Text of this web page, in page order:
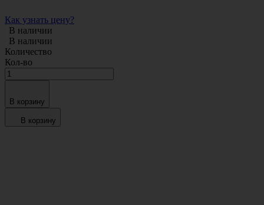
Как узнать цену?
В наличии
В наличии
Количество
Кол-во
В корзину
В корзину